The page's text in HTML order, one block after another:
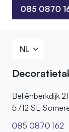
085 0870
085 0870
Beliënberkdijk 21
5712 SE
085 0870 162